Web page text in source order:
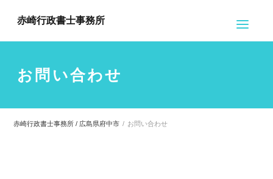
赤崎行政書士事務所
お問い合わせ
赤崎行政書士事務所 / 広島県府中市 お問い合わせ